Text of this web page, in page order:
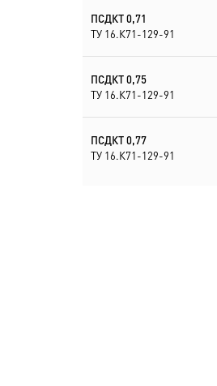
ПСДКТ 0,71
ТУ 16.К71-129-91
ПСДКТ 0,75
ТУ 16.К71-129-91
ПСДКТ 0,77
ТУ 16.К71-129-91